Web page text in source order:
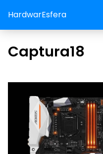
HardwarEsfera
Captura18